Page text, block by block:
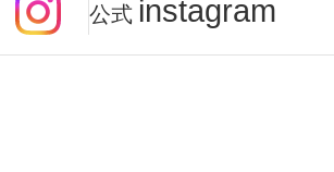
公式 instagram